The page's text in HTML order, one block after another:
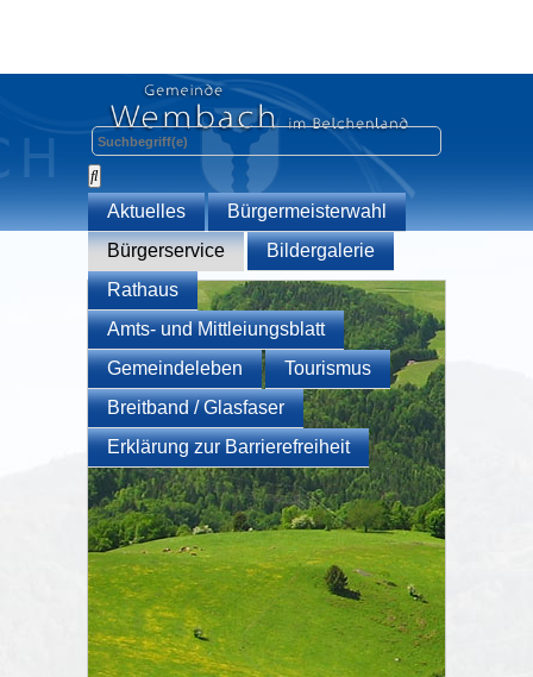
Aktuelles
Bürgermeisterwahl
Bürgerservice
Bildergalerie
Rathaus
Amts- und Mittleiungsblatt
Gemeindeleben
Tourismus
Breitband / Glasfaser
Erklärung zur Barrierefreiheit